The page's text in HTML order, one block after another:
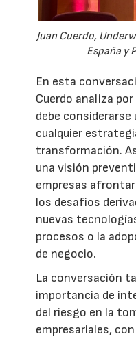
Juan Cuerdo,
España y
En esta
Cuerdo analiza
debe considerarse
cualquier
transformación.
una visión
empresas
los desafíos
nuevas
procesos o la
de negocio.
La conversación
importancia de
del riesgo en la
empresariales,